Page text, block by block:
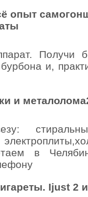
опыт
Получи
и,
и
в
Ijust 2